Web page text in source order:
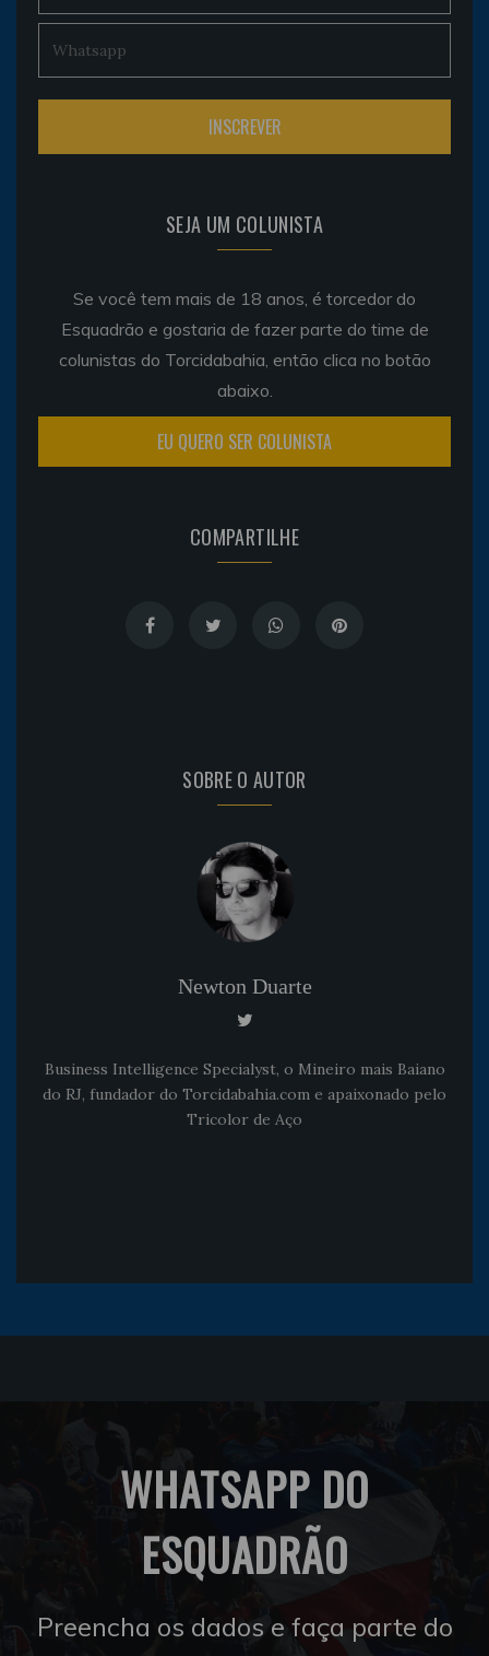
SEJA UM COLUNISTA
Se você tem mais de 18 anos, é torcedor do
Esquadrão e gostaria de fazer parte do time de
colunistas do Torcidabahia, então clica no botão
abaixo.
EU QUERO SER COLUNISTA
COMPARTILHE
SOBRE O AUTOR
Newton Duarte
Business Intelligence Specialyst, o Mineiro mais Baiano
do RJ, fundador do Torcidabahia.com e apaixonado pelo
Tricolor de Aço
WHATSAPP DO
ESQUADRÃO
Preencha os dados e faça parte do